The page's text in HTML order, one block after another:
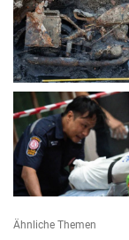
Ähnliche Themen